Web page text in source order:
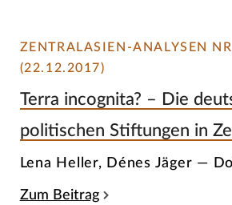
ZENTRALASIEN-ANALYSEN
(22.12.2017)
Terra incognita? – Die
politischen Stiftungen in
Lena Heller, Dénes Jäger —
Zum Beitrag